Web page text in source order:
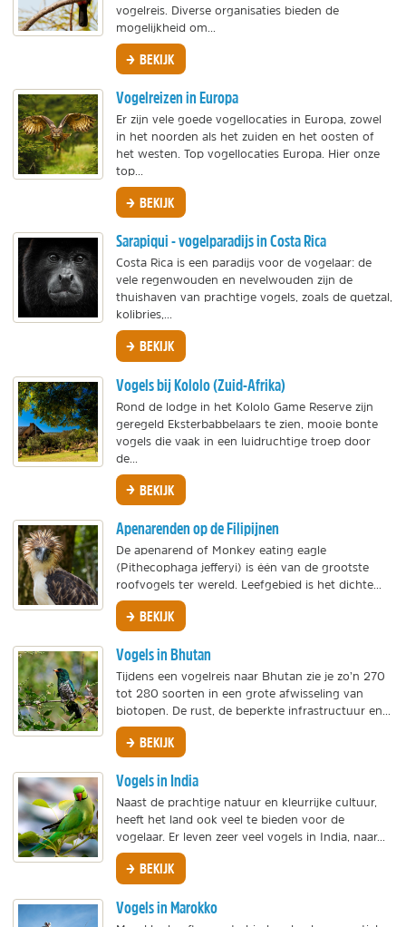
vogelreis. Diverse organisaties bieden de
mogelijkheid om...
BEKIJK
Vogelreizen in Europa
Er zijn vele goede vogellocaties in Europa, zowel
in het noorden als het zuiden en het oosten of
het westen. Top vogellocaties Europa. Hier onze
top...
BEKIJK
Sarapiqui - vogelparadijs in Costa Rica
Costa Rica is een paradijs voor de vogelaar: de
vele regenwouden en nevelwouden zijn de
thuishaven van prachtige vogels, zoals de quetzal,
kolibries,...
BEKIJK
Vogels bij Kololo (Zuid-Afrika)
Rond de lodge in het Kololo Game Reserve zijn
geregeld Eksterbabbelaars te zien, mooie bonte
vogels die vaak in een luidruchtige troep door
de...
BEKIJK
Apenarenden op de Filipijnen
De apenarend of Monkey eating eagle
(Pithecophaga jefferyi) is één van de grootste
roofvogels ter wereld. Leefgebied is het dichte...
BEKIJK
Vogels in Bhutan
Tijdens een vogelreis naar Bhutan zie je zo’n 270
tot 280 soorten in een grote afwisseling van
biotopen. De rust, de beperkte infrastructuur en...
BEKIJK
Vogels in India
Naast de prachtige natuur en kleurrijke cultuur,
heeft het land ook veel te bieden voor de
vogelaar. Er leven zeer veel vogels in India, naar...
BEKIJK
Vogels in Marokko